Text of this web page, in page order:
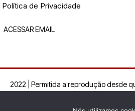
Política de Privacidade
ACESSAR EMAIL
2022 | Permitida a reprodução desde